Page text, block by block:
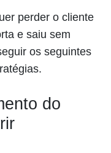
perder o cliente
e saiu sem
os seguintes
do